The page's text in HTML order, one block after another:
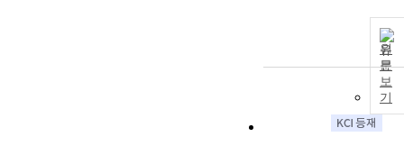
원
문
보
기